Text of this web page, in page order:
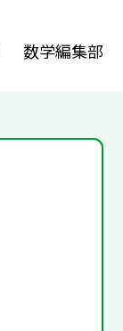
数学編集部